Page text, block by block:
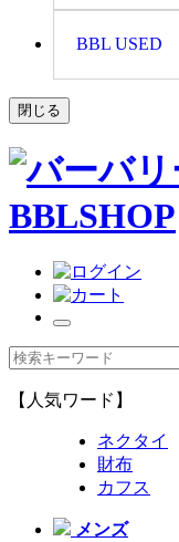
BBL USED
閉じる
【人気ワード】
ネクタイ
財布
カフス
メンズ